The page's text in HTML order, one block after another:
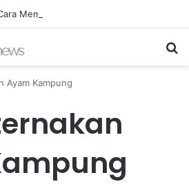
Ayam Kampung